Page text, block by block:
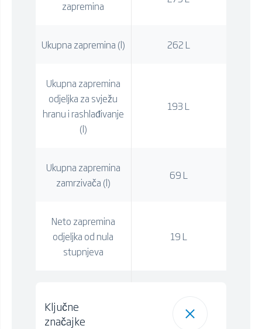
zapremina
Ukupna zapremina (l) 262 L
Ukupna zapremina
odjeljka za svježu
hranu i rashlađivanje
(l)
193 L
Ukupna zapremina
zamrzivača (l)
69 L
Neto zapremina
odjeljka od nula
stupnjeva
19 L
Ključne
značajke